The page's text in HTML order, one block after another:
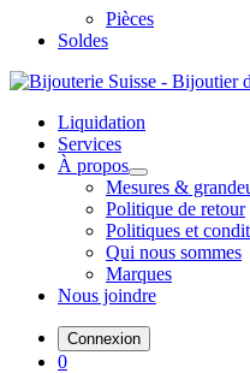
Pièces
Soldes
Liquidation
Services
À propos
Mesures &
Politique de retour
Politiques et
Qui nous sommes
Marques
Nous joindre
Connexion
0